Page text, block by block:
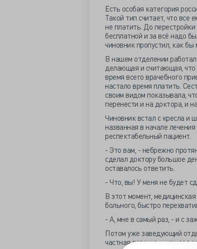
Есть особая категория
Такой тип считает, что все
не платить. До
бесплатной и за всё надо
чиновник пропустил, как
В нашем отделении
делающая и считающая, что
время всего врачебного
настало время платить.
своим видом показывала,
перенести и на доктора, и
Чиновник встал с кресла и
названная в начале
респектабельный пациент.
- Это вам, - небрежно
сделал доктору большое
оставалось ответить.
- Что, вы! У меня не будет
В этот момент,
больного, быстро
- А, мне в самый раз, - и с
Потом уже заведующий
частная лавочка и каждая